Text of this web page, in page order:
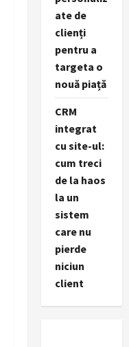
ate de
clienți
pentru a
targeta o
nouă piață
CRM
integrat
cu site-ul:
cum treci
de la haos
la un
sistem
care nu
pierde
niciun
client